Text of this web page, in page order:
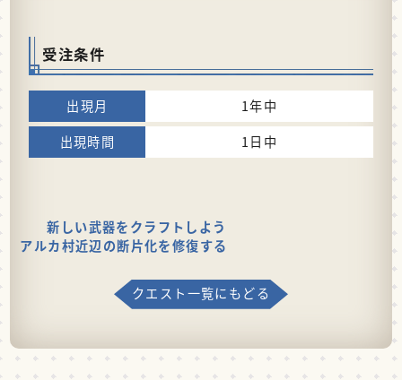
受注条件
1年中
1日中
新しい武器をクラフトしよう
アルカ村近辺の断片化を修復する
クエスト一覧にもどる